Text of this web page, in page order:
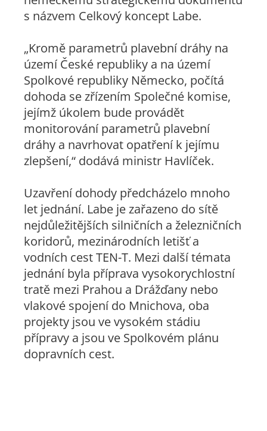
s názvem Celkový koncept Labe.
„Kromě parametrů plavební dráhy na
území České republiky a na území
Spolkové republiky Německo, počítá
dohoda se zřízením Společné komise,
jejímž úkolem bude provádět
monitorování parametrů plavební
dráhy a navrhovat opatření k jejímu
zlepšení,“ dodává ministr Havlíček.
Uzavření dohody předcházelo mnoho
let jednání. Labe je zařazeno do sítě
nejdůležitějších silničních a železničních
koridorů, mezinárodních letišť a
vodních cest TEN-T. Mezi další témata
jednání byla příprava vysokorychlostní
tratě mezi Prahou a Drážďany nebo
vlakové spojení do Mnichova, oba
projekty jsou ve vysokém stádiu
přípravy a jsou ve Spolkovém plánu
dopravních cest.